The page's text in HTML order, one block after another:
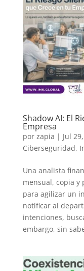
Shadow AI: El
Empresa
por zapia | Jul
Ciberseguridad,
Una analista
mensual, copia y
para agilizar un
notificar al
intenciones,
embargo, sin